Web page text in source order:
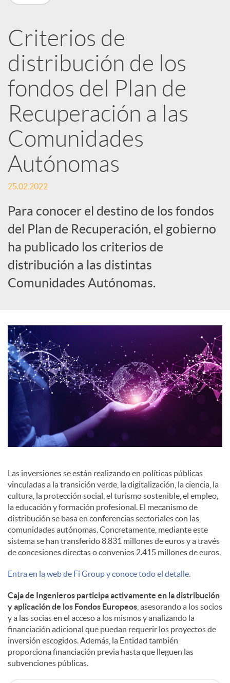
R
e
d
e
s
S
o
c
a
l
e
s
Criterios de
distribución de los
fondos del Plan de
Recuperación a las
Comunidades
Autónomas
25.02.2022
Para conocer el destino de los fondos
del Plan de Recuperación, el gobierno
ha publicado los criterios de
distribución a las distintas
Comunidades Autónomas.
Las inversiones se están realizando en políticas públicas
vinculadas a la transición verde, la digitalización, la ciencia, la
cultura, la protección social, el turismo sostenible, el empleo,
la educación y formación profesional. El mecanismo de
distribución se basa en conferencias sectoriales con las
comunidades autónomas. Concretamente, mediante este
sistema se han transferido 8.831 millones de euros y a través
de concesiones directas o convenios 2.415 millones de euros.
Entra en la web de Fi Group y conoce todo el detalle.
Caja de Ingenieros participa activamente en la distribución
y aplicación de los Fondos Europeos , asesorando a los socios
y a las socias en el acceso a los mismos y analizando la
financiación adicional que puedan requerir los proyectos de
inversión escogidos. Además, la Entidad también
proporciona financiación previa hasta que lleguen las
subvenciones públicas.